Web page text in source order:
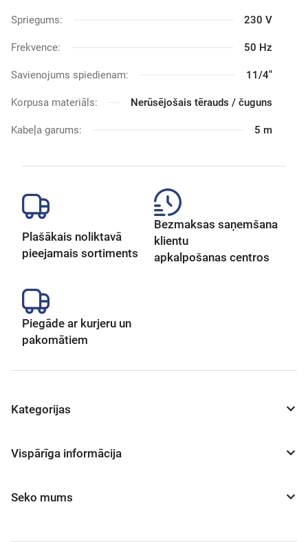
Spriegums: 230 V
Frekvence: 50 Hz
Savienojums spiedienam: 11/4"
Korpusa materiāls: Nerūsējošais tērauds / čuguns
Kabeļa garums: 5 m
Plašākais noliktavā
pieejamais sortiments
Bezmaksas saņemšana
klientu
apkalpošanas centros
Piegāde ar kurjeru un
pakomātiem
Kategorijas
Vispārīga informācija
Seko mums